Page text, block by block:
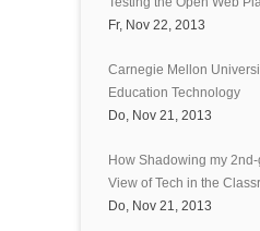
Fr, Nov 22, 2013
Carnegie Mellon
Education Technology
Do, Nov 21, 2013
How Shadowing my
View of Tech in the
Do, Nov 21, 2013